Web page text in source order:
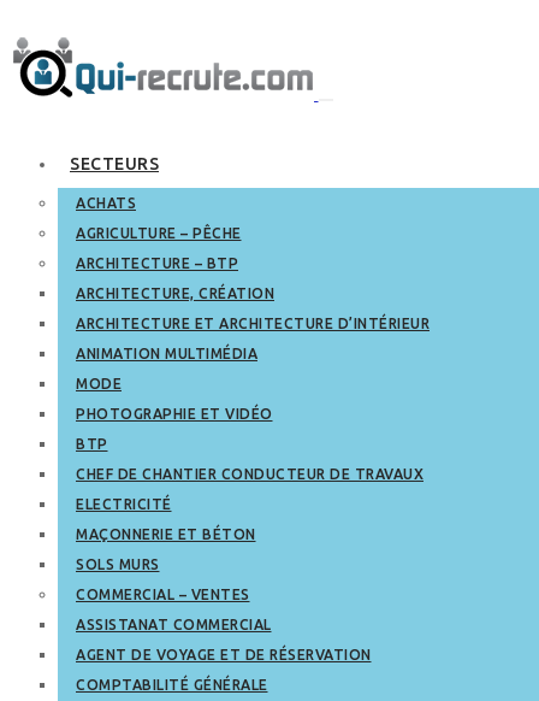
SECTEURS
ACHATS
AGRICULTURE – PÊCHE
ARCHITECTURE – BTP
ARCHITECTURE, CRÉATION
ARCHITECTURE ET ARCHITECTURE D’INTÉRIEUR
ANIMATION MULTIMÉDIA
MODE
PHOTOGRAPHIE ET VIDÉO
BTP
CHEF DE CHANTIER CONDUCTEUR DE TRAVAUX
ELECTRICITÉ
MAÇONNERIE ET BÉTON
SOLS MURS
COMMERCIAL – VENTES
ASSISTANAT COMMERCIAL
AGENT DE VOYAGE ET DE RÉSERVATION
COMPTABILITÉ GÉNÉRALE